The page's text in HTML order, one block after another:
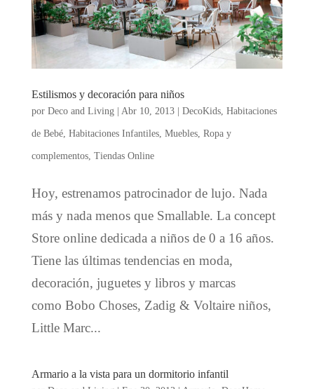
Estilismos y decoración para niños
por Deco and Living| Abr 10, 2013| DecoKids, Habitaciones
de Bebé, Habitaciones Infantiles, Muebles, Ropa y
complementos, Tiendas Online
Hoy, estrenamos patrocinador de lujo. Nada
más y nada menos que Smallable. La concept
Store online dedicada a niños de 0 a 16 años.
Tiene las últimas tendencias en moda,
decoración, juguetes y libros y marcas
como Bobo Choses, Zadig & Voltaire niños,
Little Marc...
Armario a la vista para un dormitorio infantil